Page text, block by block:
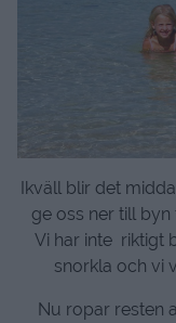
Ikväll blir det
ge oss ner till
Vi har inte riktigt
snorkla och vi
Nu ropar resten